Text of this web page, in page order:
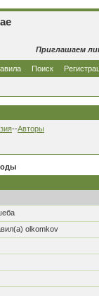
Приглашаем
Поиск
--Авторы
olkomkov